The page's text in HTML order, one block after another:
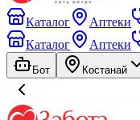
Каталог Аптеки
Каталог
Аптеки
Бот Костанай